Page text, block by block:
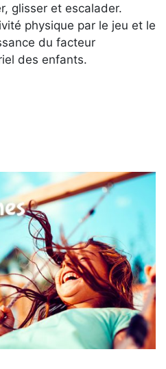
glisser et escalader.
physique par le jeu et le
du facteur
des enfants.